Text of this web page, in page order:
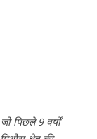
पिछले 9 वर्षों